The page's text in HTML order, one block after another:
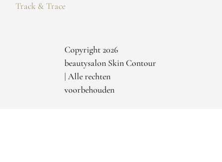
Track & Trace
Copyright 2026
beautysalon Skin Contour
| Alle rechten
voorbehouden